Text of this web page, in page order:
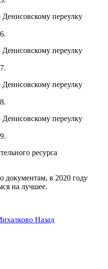
ресурса
документам, в 2020 году
на лучшее.
Назад